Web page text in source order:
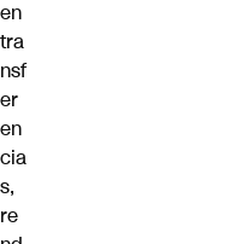
en
tra
nsf
er
en
cia
s,
re